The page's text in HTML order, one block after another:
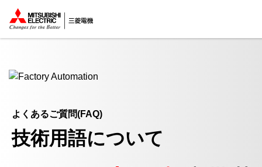
ここから本文
よくあるご質問(FAQ)
技術用語について